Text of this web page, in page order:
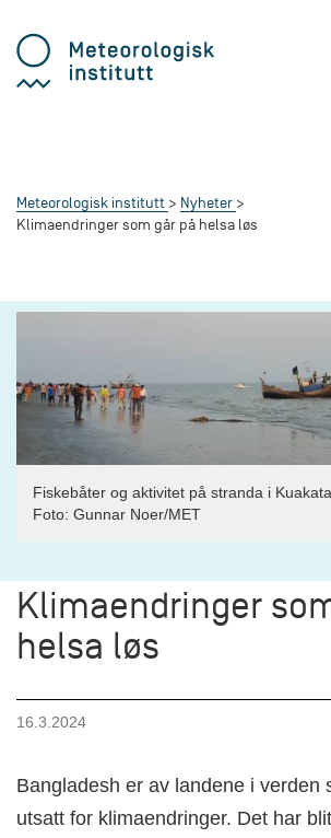
Meteorologisk institutt
Nyheter
Klimaendringer som går på helsa løs
Fiskebåter og aktivitet på stranda i
Foto: Gunnar Noer/MET
Klimaendringer
helsa løs
16.3.2024
Bangladesh er av landene i verden
utsatt for klimaendringer. Det har